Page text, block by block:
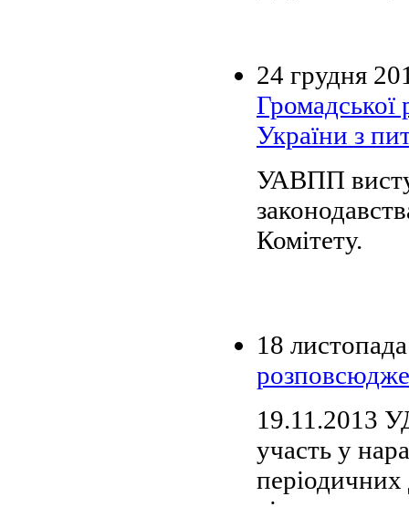
24 грудня
Громадської
України з
УАВПП
Комітету.
18
19.11.2013
участь у